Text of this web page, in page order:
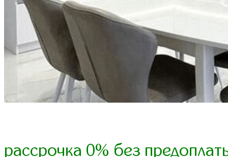
рассрочка 0% без